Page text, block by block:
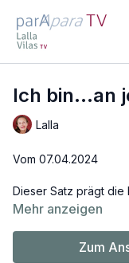
Ich bin...an
Lalla
Vom 07.04.2024
Dieser Satz prägt die
bin" bleibt immer die
verdecken. Lalla
Mehr anzeigen
Zum